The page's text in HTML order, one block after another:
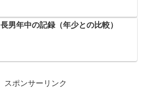
長男年中の記録（年少との比較）
スポンサーリンク